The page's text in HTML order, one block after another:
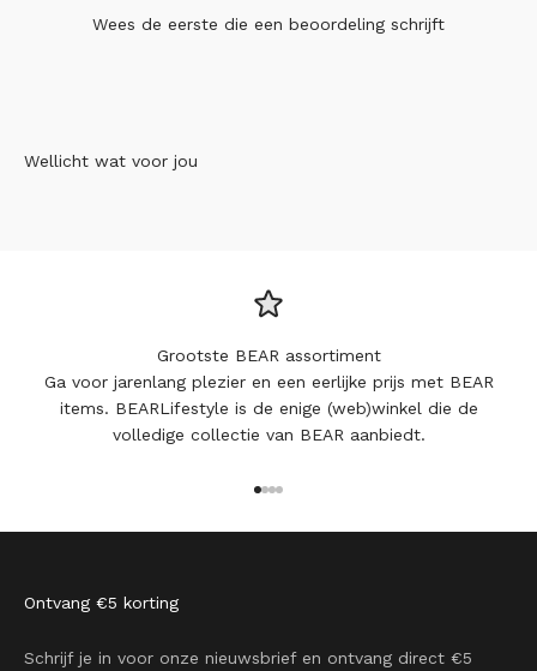
Wees de eerste die een beoordeling schrijft
Wellicht wat voor jou
Grootste BEAR assortiment
Ga voor jarenlang plezier en een eerlijke prijs met BEAR
items. BEARLifestyle is de enige (web)winkel die de
volledige collectie van BEAR aanbiedt.
Ontvang €5 korting
Schrijf je in voor onze nieuwsbrief en ontvang direct €5